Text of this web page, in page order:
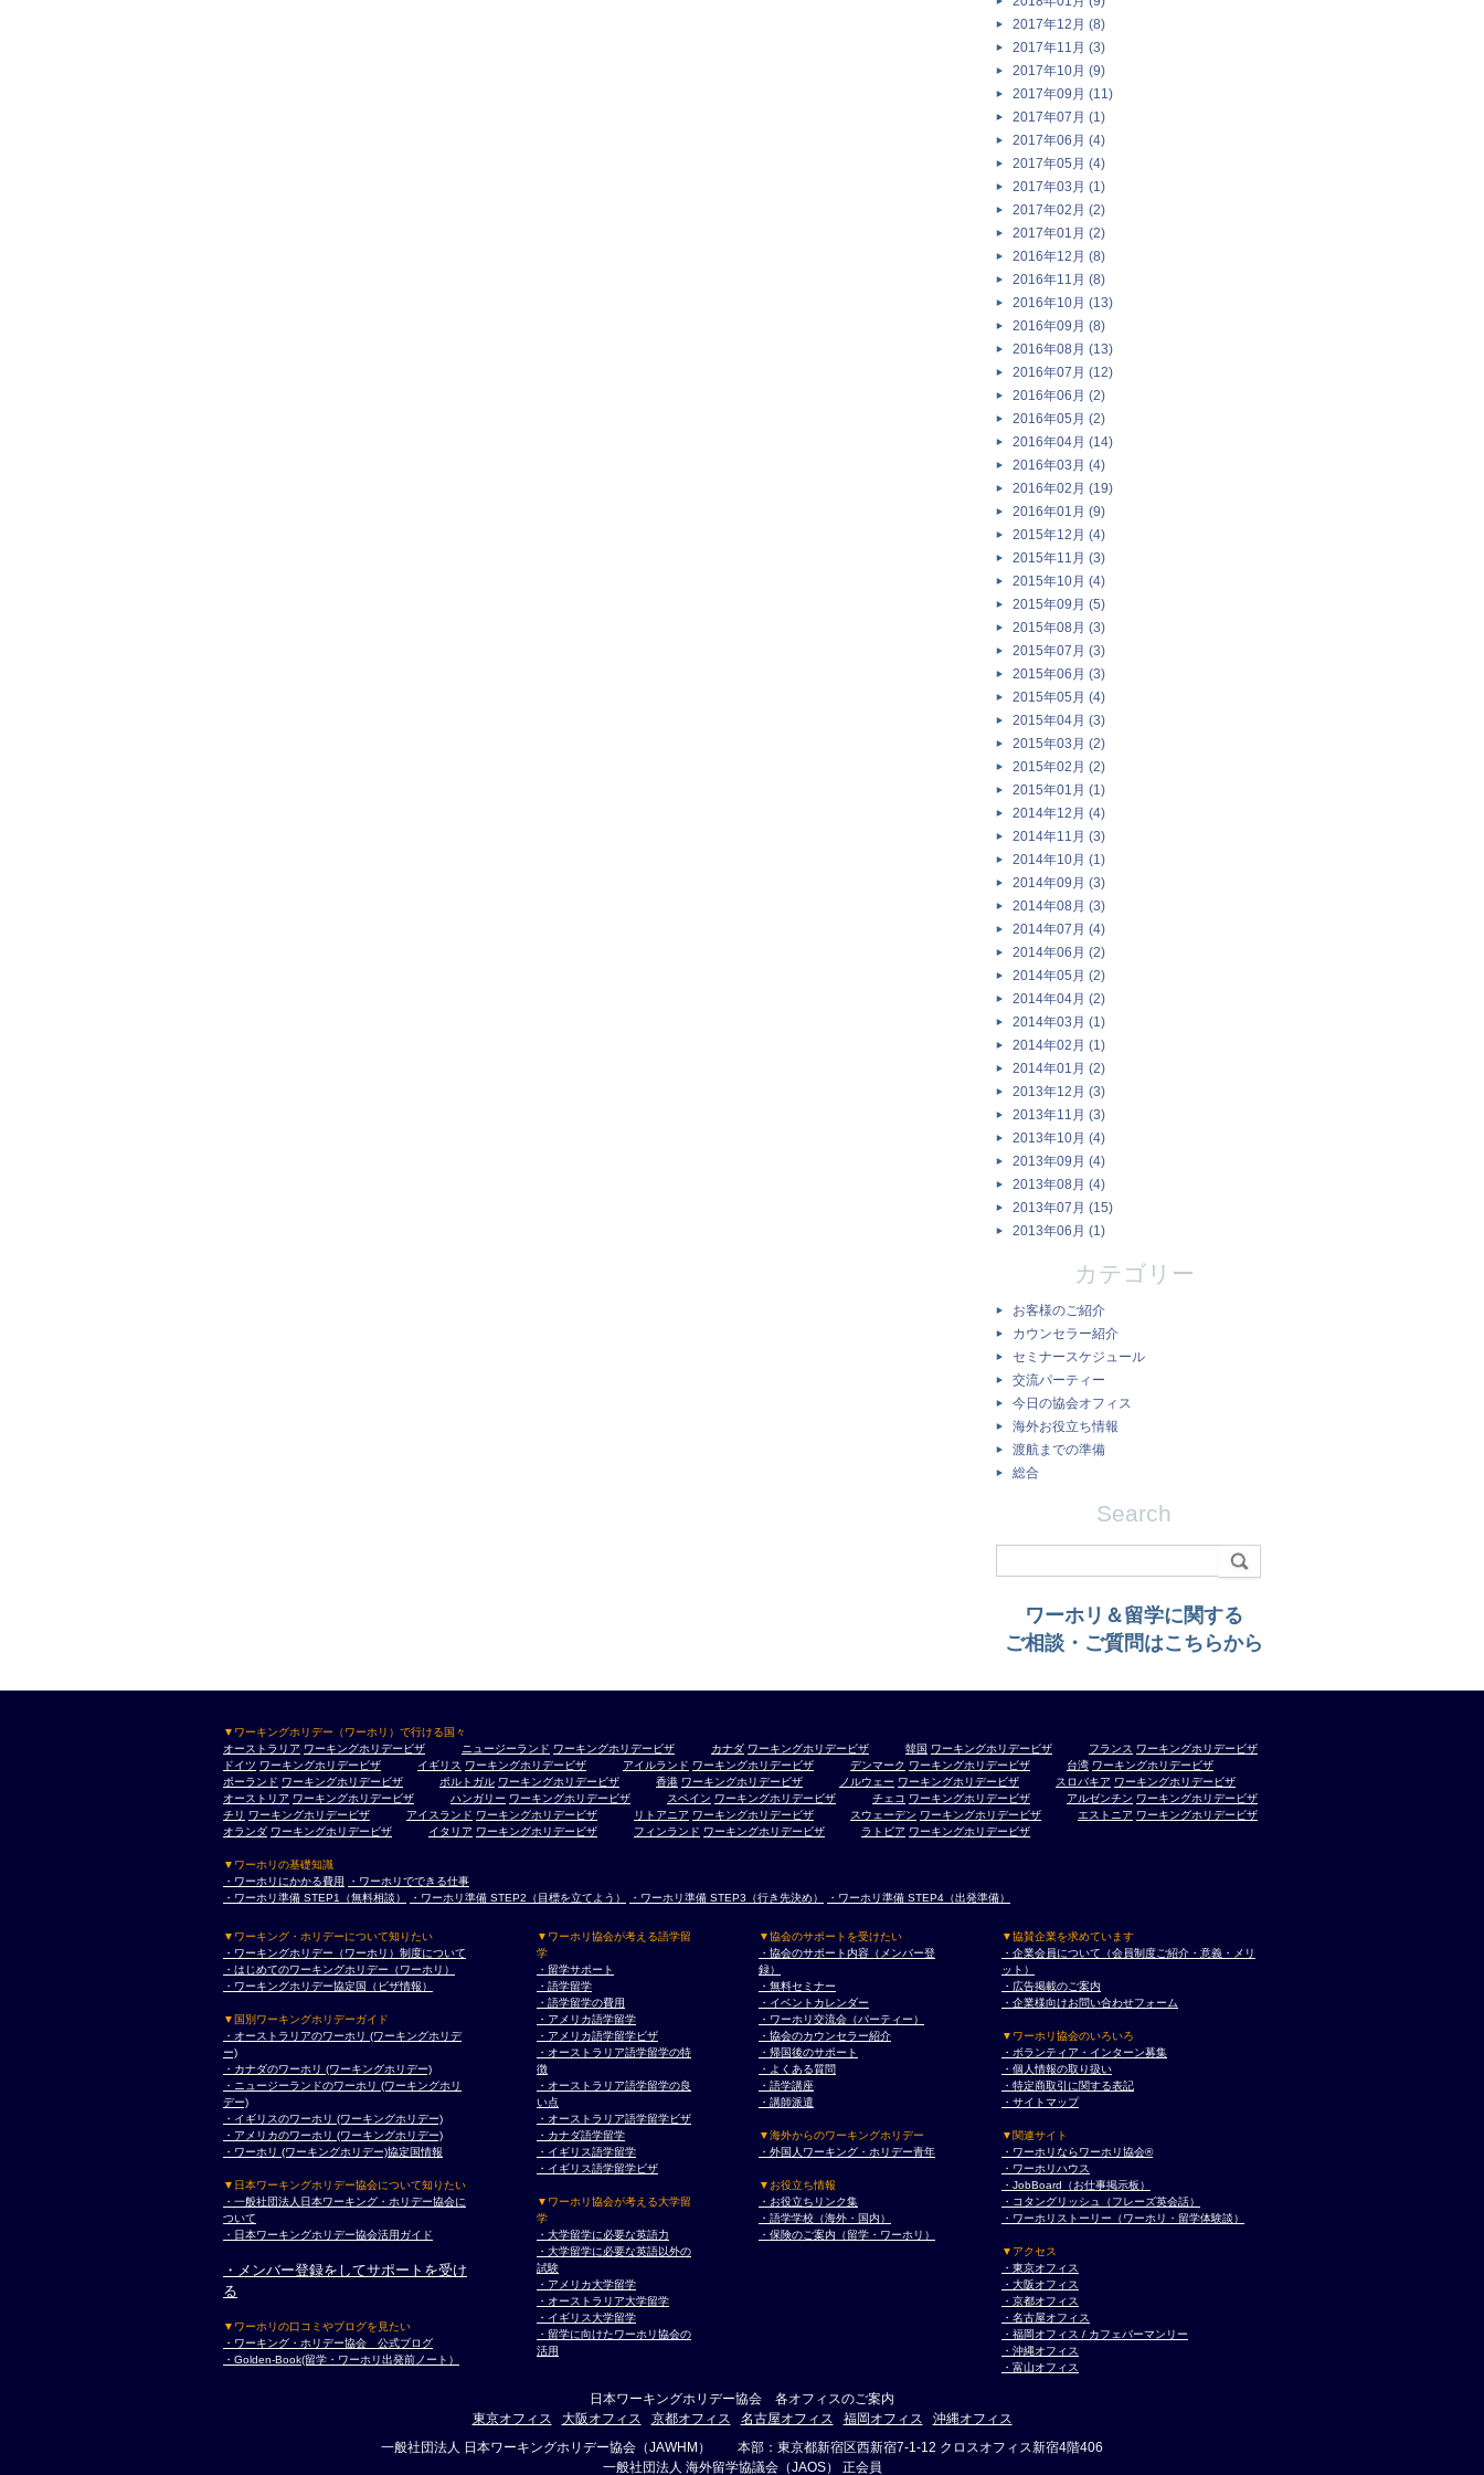
2017年12月 (8)
2017年11月 (3)
2017年10月 (9)
2017年09月 (11)
2017年07月 (1)
2017年06月 (4)
2017年05月 (4)
2017年03月 (1)
2017年02月 (2)
2017年01月 (2)
2016年12月 (8)
2016年11月 (8)
2016年10月 (13)
2016年09月 (8)
2016年08月 (13)
2016年07月 (12)
2016年06月 (2)
2016年05月 (2)
2016年04月 (14)
2016年03月 (4)
2016年02月 (19)
2016年01月 (9)
2015年12月 (4)
2015年11月 (3)
2015年10月 (4)
2015年09月 (5)
2015年08月 (3)
2015年07月 (3)
2015年06月 (3)
2015年05月 (4)
2015年04月 (3)
2015年03月 (2)
2015年02月 (2)
2015年01月 (1)
2014年12月 (4)
2014年11月 (3)
2014年10月 (1)
2014年09月 (3)
2014年08月 (3)
2014年07月 (4)
2014年06月 (2)
2014年05月 (2)
2014年04月 (2)
2014年03月 (1)
2014年02月 (1)
2014年01月 (2)
2013年12月 (3)
2013年11月 (3)
2013年10月 (4)
2013年09月 (4)
2013年08月 (4)
2013年07月 (15)
2013年06月 (1)
カテゴリー
お客様のご紹介
カウンセラー紹介
セミナースケジュール
交流パーティー
今日の協会オフィス
海外お役立ち情報
渡航までの準備
総合
Search
ワーホリ＆留学に関する
ご相談・ご質問はこちらから
▼ワーキングホリデー（ワーホリ）で行ける国々
オーストラリア ワーキングホリデービザ ニュージーランド ワーキングホリデービザ カナダ ワーキングホリデービザ 韓国 ワーキングホリデービザ フランス ワーキングホリデービザ
ドイツ ワーキングホリデービザ イギリス ワーキングホリデービザ アイルランド ワーキングホリデービザ デンマーク ワーキングホリデービザ 台湾 ワーキングホリデービザ
ポーランド ワーキングホリデービザ ポルトガル ワーキングホリデービザ 香港 ワーキングホリデービザ ノルウェー ワーキングホリデービザ スロバキア ワーキングホリデービザ
オーストリア ワーキングホリデービザ ハンガリー ワーキングホリデービザ スペイン ワーキングホリデービザ チェコ ワーキングホリデービザ アルゼンチン ワーキングホリデービザ
チリ ワーキングホリデービザ アイスランド ワーキングホリデービザ リトアニア ワーキングホリデービザ スウェーデン ワーキングホリデービザ エストニア ワーキングホリデービザ
オランダ ワーキングホリデービザ イタリア ワーキングホリデービザ フィンランド ワーキングホリデービザ ラトビア ワーキングホリデービザ
▼ワーホリの基礎知識
・ワーホリにかかる費用
・ワーホリでできる仕事
・ワーホリ準備 STEP1（無料相談）
・ワーホリ準備 STEP2（目標を立てよう） ・ワーホリ準備 STEP3（行き先決め） ・ワーホリ準備 STEP4（出発準備）
▼ワーキング・ホリデーについて知りたい
・ワーキングホリデー（ワーホリ）制度について
・はじめてのワーキングホリデー（ワーホリ）
・ワーキングホリデー協定国（ビザ情報）
▼国別ワーキングホリデーガイド
・オーストラリアのワーホリ (ワーキングホリデ
ー)
・カナダのワーホリ (ワーキングホリデー)
・ニュージーランドのワーホリ (ワーキングホリ
デー)
・イギリスのワーホリ (ワーキングホリデー)
・アメリカのワーホリ (ワーキングホリデー)
・ワーホリ (ワーキングホリデー)協定国情報
▼日本ワーキングホリデー協会について知りたい
・一般社団法人日本ワーキング・ホリデー協会に
ついて
・日本ワーキングホリデー協会活用ガイド
・メンバー登録をしてサポートを受け
る
▼ワーホリの口コミやブログを見たい
・ワーキング・ホリデー協会 公式ブログ
・Golden-Book(留学・ワーホリ出発前ノート）
▼ワーホリ協会が考える語学留
学
・留学サポート
・語学留学
・語学留学の費用
・アメリカ語学留学
・アメリカ語学留学ビザ
・オーストラリア語学留学の特
徴
・オーストラリア語学留学の良
い点
・オーストラリア語学留学ビザ
・カナダ語学留学
・イギリス語学留学
・イギリス語学留学ビザ
▼ワーホリ協会が考える大学留
学
・大学留学に必要な英語力
・大学留学に必要な英語以外の
試験
・アメリカ大学留学
・オーストラリア大学留学
・イギリス大学留学
・留学に向けたワーホリ協会の
活用
▼協会のサポートを受けたい
・協会のサポート内容（メンバー登
録）
・無料セミナー
・イベントカレンダー
・ワーホリ交流会（パーティー）
・協会のカウンセラー紹介
・帰国後のサポート
・よくある質問
・語学講座
・講師派遣
▼海外からのワーキングホリデー
・外国人ワーキング・ホリデー青年
▼お役立ち情報
・お役立ちリンク集
・語学学校（海外・国内）
・保険のご案内（留学・ワーホリ）
▼協賛企業を求めています
・企業会員について（会員制度ご紹介・意義・メリ
ット）
・広告掲載のご案内
・企業様向けお問い合わせフォーム
▼ワーホリ協会のいろいろ
・ボランティア・インターン募集
・個人情報の取り扱い
・特定商取引に関する表記
・サイトマップ
▼関連サイト
・ワーホリならワーホリ協会®︎
・ワーホリハウス
・JobBoard（お仕事掲示板）
・コタングリッシュ（フレーズ英会話）
・ワーホリストーリー（ワーホリ・留学体験談）
▼アクセス
・東京オフィス
・大阪オフィス
・京都オフィス
・名古屋オフィス
・福岡オフィス / カフェバーマンリー
・沖縄オフィス
・富山オフィス
日本ワーキングホリデー協会 各オフィスのご案内
東京オフィス
大阪オフィス 京都オフィス 名古屋オフィス 福岡オフィス
沖縄オフィス
一般社団法人 日本ワーキングホリデー協会（JAWHM） 本部：東京都新宿区西新宿7-1-12 クロスオフィス新宿4階406
一般社団法人 海外留学協議会（JAOS） 正会員